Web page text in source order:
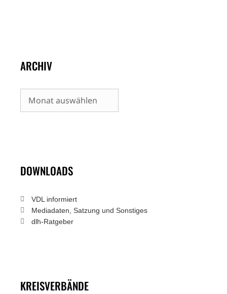
ARCHIV
Archiv
DOWNLOADS
VDL informiert
Mediadaten, Satzung und Sonstiges
dlh-Ratgeber
KREISVERBÄNDE